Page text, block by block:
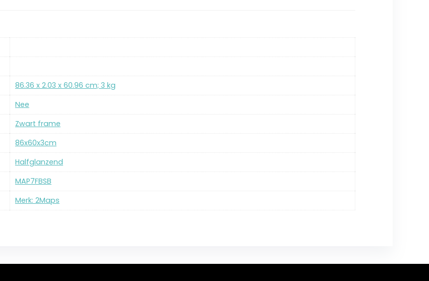
‎86.36 x 2.03 x 60.96 cm; 3 kg
‎Nee
‎Zwart frame
‎86x60x3cm
‎Halfglanzend
‎MAP7FBSB
Merk: 2Maps